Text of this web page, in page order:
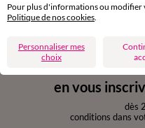
de 8h00 à 20h00 du
en vous
dès
conditions dans
Pour plus d'informations ou modifier
Politique de nos cookies
Personnaliser mes
choix